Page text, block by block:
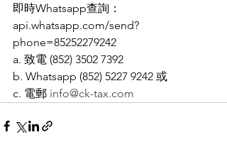
即時Whatsapp查詢：
api.whatsapp.com/send?
phone=85252279242
a. 致電 (852) 3502 7392
b. Whatsapp (852) 5227 9242 或
c. 電郵 info@ck-tax.com